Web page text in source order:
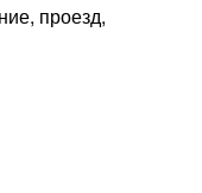
проезд,